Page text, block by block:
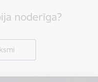
noderīga?